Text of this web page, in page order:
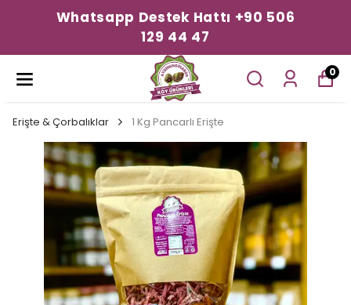
Whatsapp Destek Hattı +90 506
129 44 47
0
Erişte & Çorbalıklar 1 Kg Pancarlı Erişte